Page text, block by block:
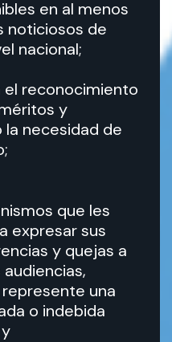
en al menos
noticiosos de
nacional;
el reconocimiento
y
la necesidad de
que les
expresar sus
y quejas a
una
o indebida